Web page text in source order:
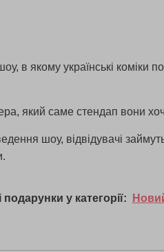
в якому українські коміки
який саме стендап вони
шоу, відвідувачі
подарунки у категорії: